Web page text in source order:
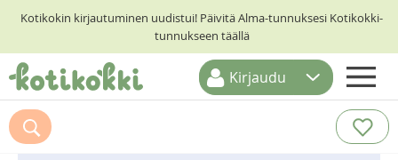
Kotikokin kirjautuminen uudistui! Päivitä Alma-tunnuksesi Kotikokki-
tunnukseen täällä
ETUSIVU
RESEPTIHAKU
Kirjaudu
Suosittelemme myös